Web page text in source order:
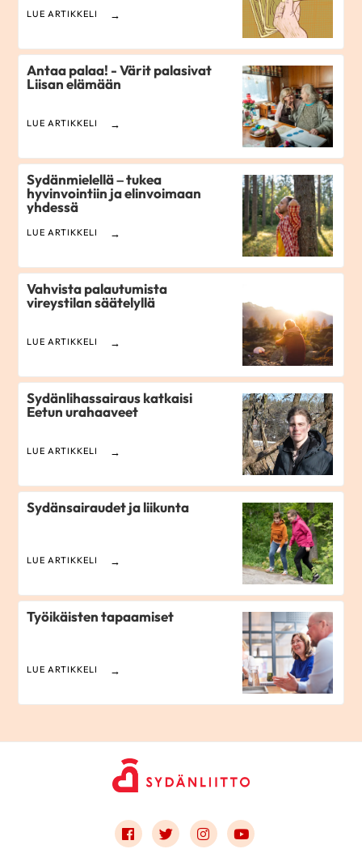
LUE ARTIKKELI
Antaa palaa! - Värit palasivat
Liisan elämään
LUE ARTIKKELI
Sydänmielellä – tukea
hyvinvointiin ja elinvoimaan
yhdessä
LUE ARTIKKELI
Vahvista palautumista
vireystilan säätelyllä
LUE ARTIKKELI
Sydänlihassairaus katkaisi
Eetun urahaaveet
LUE ARTIKKELI
Sydänsairaudet ja liikunta
LUE ARTIKKELI
Työikäisten tapaamiset
LUE ARTIKKELI
Link to facebook
Link to twitter
Link to instagram
Link to youtube